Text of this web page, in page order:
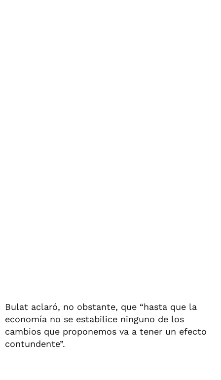
Bulat aclaró, no obstante, que “hasta que la
economía no se estabilice ninguno de los
cambios que proponemos va a tener un efecto
contundente”.